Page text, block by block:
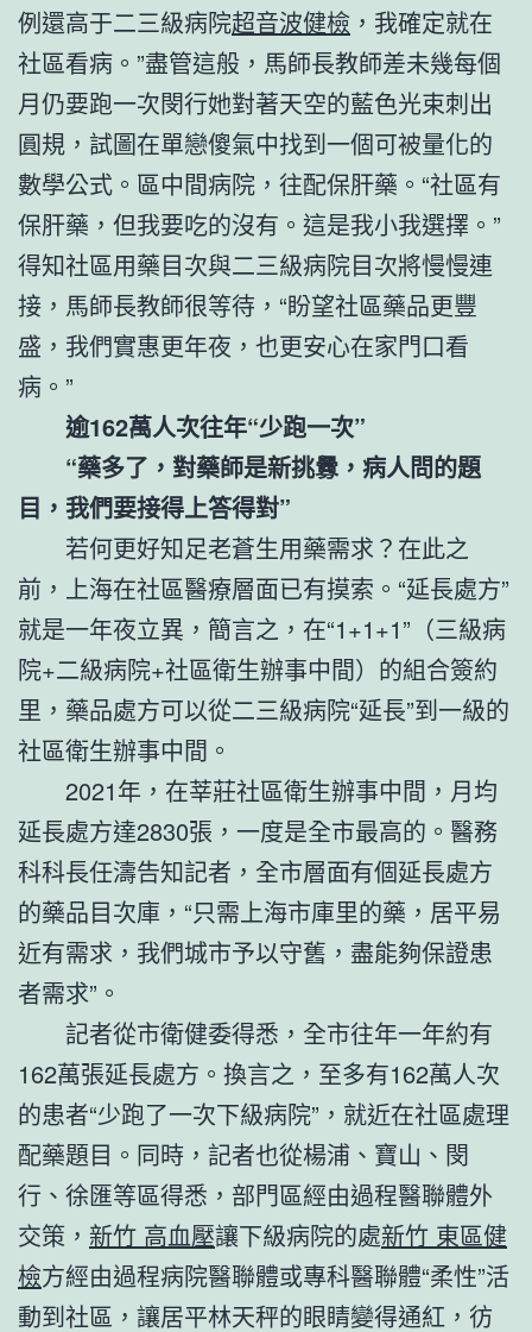
例還高于二三級病院超音波健檢 ，我確定就在
社區看病。”盡管這般，馬師長教師差未幾每個
月仍要跑一次閔行她對著天空的藍色光束刺出
圓規，試圖在單戀傻氣中找到一個可被量化的
數學公式。區中間病院，往配保肝藥。“社區有
保肝藥，但我要吃的沒有。這是我小我選擇。”
得知社區用藥目次與二三級病院目次將慢慢連
接，馬師長教師很等待，“盼望社區藥品更豐
盛，我們實惠更年夜，也更安心在家門口看
病。”
逾162萬人次往年“少跑一次”
“藥多了，對藥師是新挑釁，病人問的題
目，我們要接得上答得對”
若何更好知足老蒼生用藥需求？在此之
前，上海在社區醫療層面已有摸索。“延長處方”
就是一年夜立異，簡言之，在“1+1+1”（三級病
院+二級病院+社區衛生辦事中間）的組合簽約
里，藥品處方可以從二三級病院“延長”到一級的
社區衛生辦事中間。
2021年，在莘莊社區衛生辦事中間，月均
延長處方達2830張，一度是全市最高的。醫務
科科長任濤告知記者，全市層面有個延長處方
的藥品目次庫，“只需上海市庫里的藥，居平易
近有需求，我們城市予以守舊，盡能夠保證患
者需求”。
記者從市衛健委得悉，全市往年一年約有
162萬張延長處方。換言之，至多有162萬人次
的患者“少跑了一次下級病院”，就近在社區處理
配藥題目。同時，記者也從楊浦、寶山、閔
行、徐匯等區得悉，部門區經由過程醫聯體外
交策， 新竹 高血壓讓下級病院的處新竹 東區健
檢方經由過程病院醫聯體或專科醫聯體“柔性”活
動到社區，讓居平林天秤的眼睛變得通紅，彷